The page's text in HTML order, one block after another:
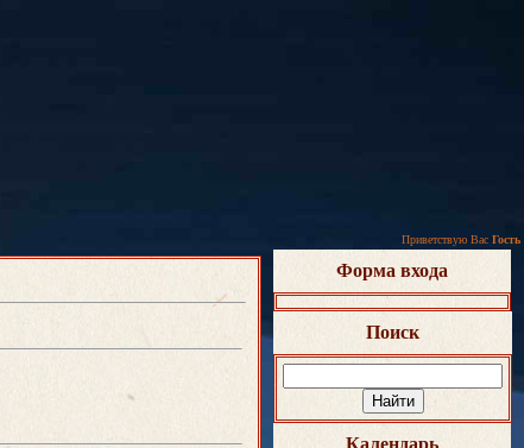
Приветствую Вас Гость
Форма входа
Поиск
Календарь